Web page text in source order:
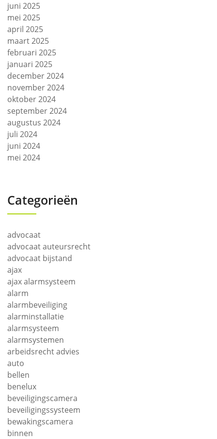
juni 2025
mei 2025
april 2025
maart 2025
februari 2025
januari 2025
december 2024
november 2024
oktober 2024
september 2024
augustus 2024
juli 2024
juni 2024
mei 2024
Categorieën
advocaat
advocaat auteursrecht
advocaat bijstand
ajax
ajax alarmsysteem
alarm
alarmbeveiliging
alarminstallatie
alarmsysteem
alarmsystemen
arbeidsrecht advies
auto
bellen
benelux
beveiligingscamera
beveiligingssysteem
bewakingscamera
binnen